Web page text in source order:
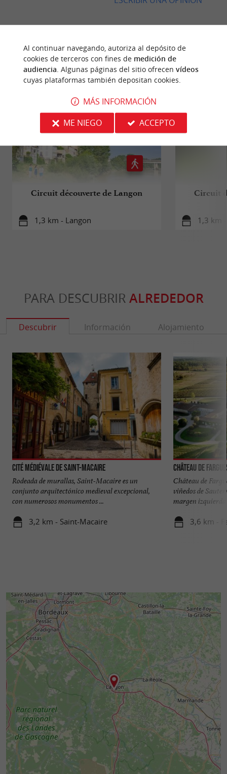
CAMINATAALREDEDOR
Circuit découverte de Langon
1,3 km - Langon
Circuit
1,3 km
PARA DESCUBRIR ALREDEDOR
Descubrir Información Alojamiento
Cité médiévale de Saint-Macaire
Rodeada de murallas, Saint-Macaire es un
conjunto arquitectónico medieval excepcional,
con numerosos monumentos ...
3,2 km - Saint-Macaire
Château de
Château de
viñedos de
margen izquierda
3,6 km -
Al continuar navegando, autoriza al depósito de
cookies de terceros con fines de medición de
audiencia. Algunas páginas del sitio ofrecen vídeos
cuyas plataformas también depositan cookies.
MÁS INFORMACIÓN
ME NIEGO
ACCEPTO